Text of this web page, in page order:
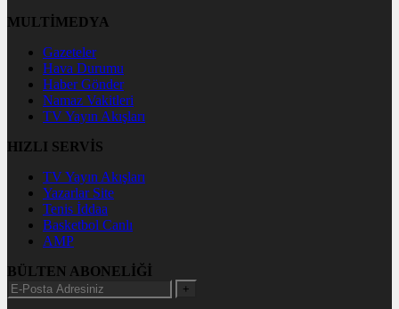
MULTİMEDYA
Gazeteler
Hava Durumu
Haber Gönder
Namaz Vakitleri
TV Yayın Akışları
HIZLI SERVİS
TV Yayın Akışları
Yazarlar Site
Tenis İddaa
Basketbol Canlı
AMP
BÜLTEN ABONELİĞİ
+